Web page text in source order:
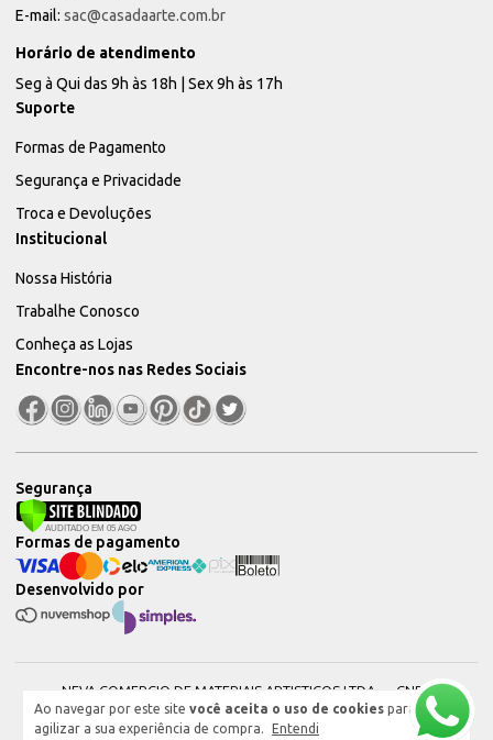
Ao navegar por este site você aceita o uso de cookies para
agilizar a sua experiência de compra.
Entendi
E-mail: sac@casadaarte.com.br
Horário de atendimento
Seg à Qui das 9h às 18h | Sex 9h às 17h
Suporte
Formas de Pagamento
Segurança e Privacidade
Troca e Devoluções
Institucional
Nossa História
Trabalhe Conosco
Conheça as Lojas
Encontre-nos nas Redes Sociais
Segurança
Desenvolvido por
Formas de pagamento
NEVA COMERCIO DE MATERIAIS ARTISTICOS LTDA — CNPJ:
51604544000101 © 2026. Todos os direitos reservados.